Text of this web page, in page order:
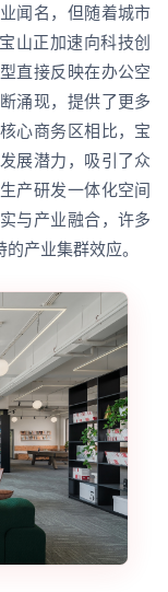
闻名，但随着城市
山正加速向科技创
直接反映在办公空
涌现，提供了更多
心商务区相比，宝
展潜力，吸引了众
产研发一体化空间
与产业融合，许多
产业集群效应。